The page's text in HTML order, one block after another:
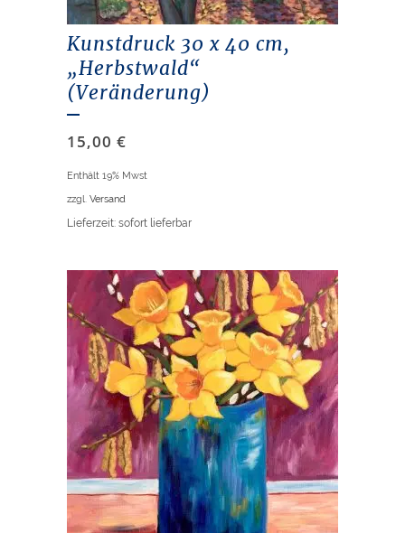
Kunstdruck 30 x 40 cm,
„Herbstwald“
(Veränderung)
15,00 €
Enthält 19% Mwst
zzgl. Versand
Lieferzeit: sofort lieferbar